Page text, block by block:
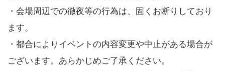
・会場周辺での徹夜等の行為は、固くお断りしており
ます。
・都合によりイベントの内容変更や中止がある場合が
ございます。あらかじめご了承ください。